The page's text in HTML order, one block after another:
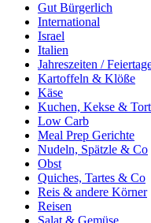
Gut Bürgerlich
International
Israel
Italien
Jahreszeiten /
Kartoffeln & Klöße
Käse
Kuchen, Kekse &
Low Carb
Meal Prep Gerichte
Nudeln, Spätzle & Co
Obst
Quiches, Tartes & Co
Reis & andere Körner
Reisen